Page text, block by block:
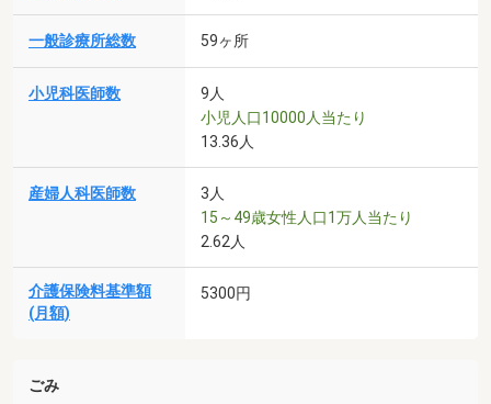
一般診療所総数 59ヶ所
小児科医師数
9人
小児人口10000人当たり
13.36人
産婦人科医師数
3人
15～49歳女性人口1万人当たり
2.62人
介護保険料基準額
(月額)
5300円
ごみ